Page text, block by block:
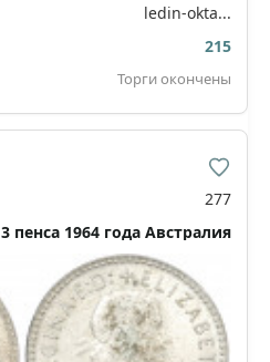
ledin-okta...
215
Торги окончены
277
3 пенса 1964 года Австралия